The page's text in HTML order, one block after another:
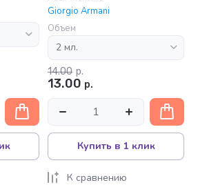
Giorgio Armani
Объем
14.00 р.
13.00 р.
Купить в 1 клик
К сравнению